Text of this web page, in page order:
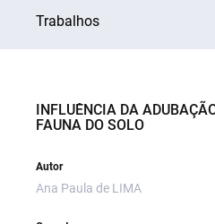
Trabalhos
INFLUÊNCIA DA
FAUNA DO SOLO
Autor
Ana Paula de LIMA